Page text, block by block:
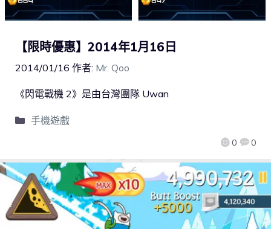
【限時優惠】2014年1月16日
2014/01/16 作者: Mr. Qoo
0 0
《閃電戰機 2》是由台灣團隊 Uwan
手機遊戲